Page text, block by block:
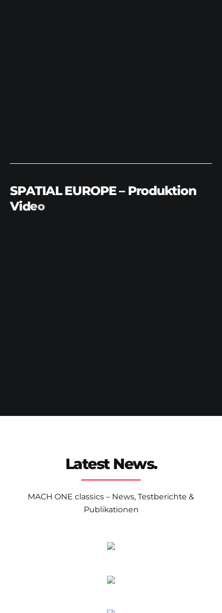
SPATIAL EUROPE– Produktion
Video
Latest News.
MACH ONE classics – News, Testberichte &
Publikationen